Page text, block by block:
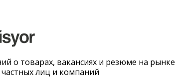
о товарах, вакансиях и резюме на рынке
частных лиц и компаний